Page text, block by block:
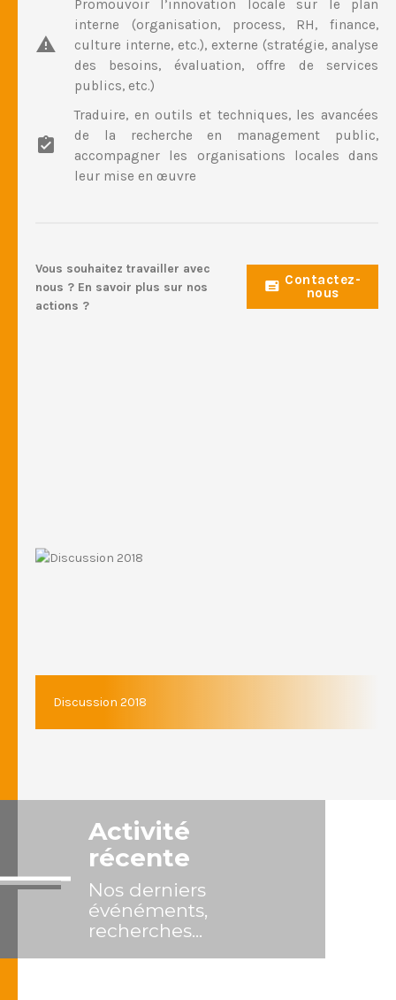
Promouvoir l’innovation locale sur le plan
interne (organisation, process, RH, finance,
culture interne, etc.), externe (stratégie, analyse
des besoins, évaluation, offre de services
publics, etc.)
Traduire, en outils et techniques, les avancées
de la recherche en management public,
accompagner les organisations locales dans
leur mise en œuvre
Vous souhaitez travailler avec
nous ? En savoir plus sur nos
actions ?
Contactez-
nous
Discussion 2018
Activité
récente
Nos derniers
événéments,
recherches...